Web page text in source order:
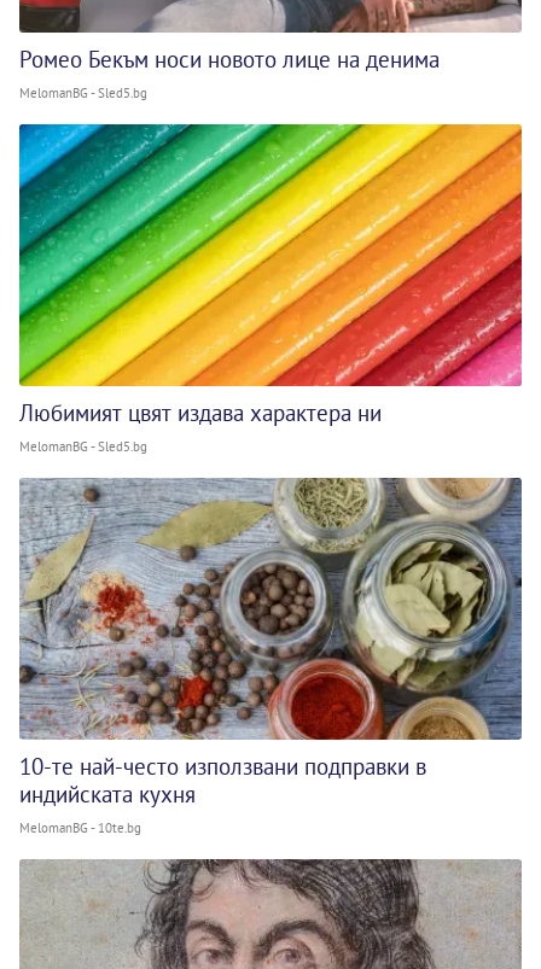
Ромео Бекъм носи новото лице на денима
MelomanBG - Sled5.bg
Любимият цвят издава характера ни
MelomanBG - Sled5.bg
10-те най-често използвани подправки в
индийската кухня
MelomanBG - 10te.bg